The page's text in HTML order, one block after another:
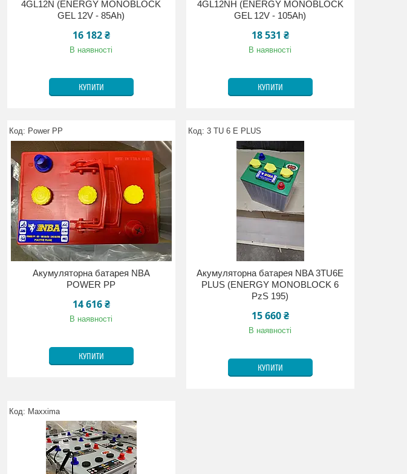
4GL12N (ENERGY MONOBLOCK
GEL 12V - 85Ah)
16 182 ₴
В наявності
КУПИТИ
4GL12NH (ENERGY MONOBLOCK
GEL 12V - 105Ah)
18 531 ₴
В наявності
КУПИТИ
Power PP
Акумуляторна батарея NBA
POWER PP
14 616 ₴
В наявності
КУПИТИ
3 TU 6 E PLUS
Акумуляторна батарея NBA 3TU6E
PLUS (ENERGY MONOBLOCK 6
PzS 195)
15 660 ₴
В наявності
КУПИТИ
Maxxima